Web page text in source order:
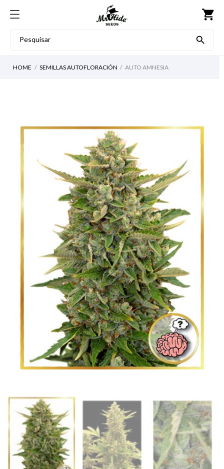
shopping_cart

HOME SEMILLAS AUTOFLORACIÓN AUTO AMNESIA